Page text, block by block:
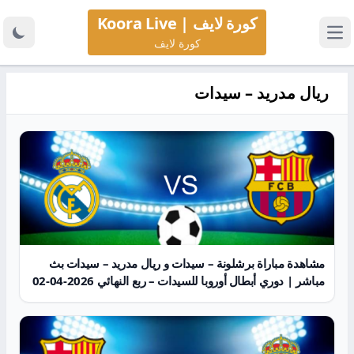
كورة لايف | Koora Live
كورة لايف
ريال مدريد – سيدات
مشاهدة مباراة برشلونة – سيدات و ريال مدريد – سيدات بث
مباشر | دوري أبطال أوروبا للسيدات – ربع النهائي 2026-04-02
| كورة لايف